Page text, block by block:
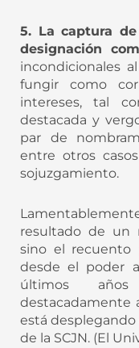
5. La captura
designación
incondicionales
fungir como
intereses, tal
destacada y
par de
entre otros
sojuzgamiento.
resultado de un
sino el recuento
desde el poder
últimos
destacadamente
está
de la SCJN. (El